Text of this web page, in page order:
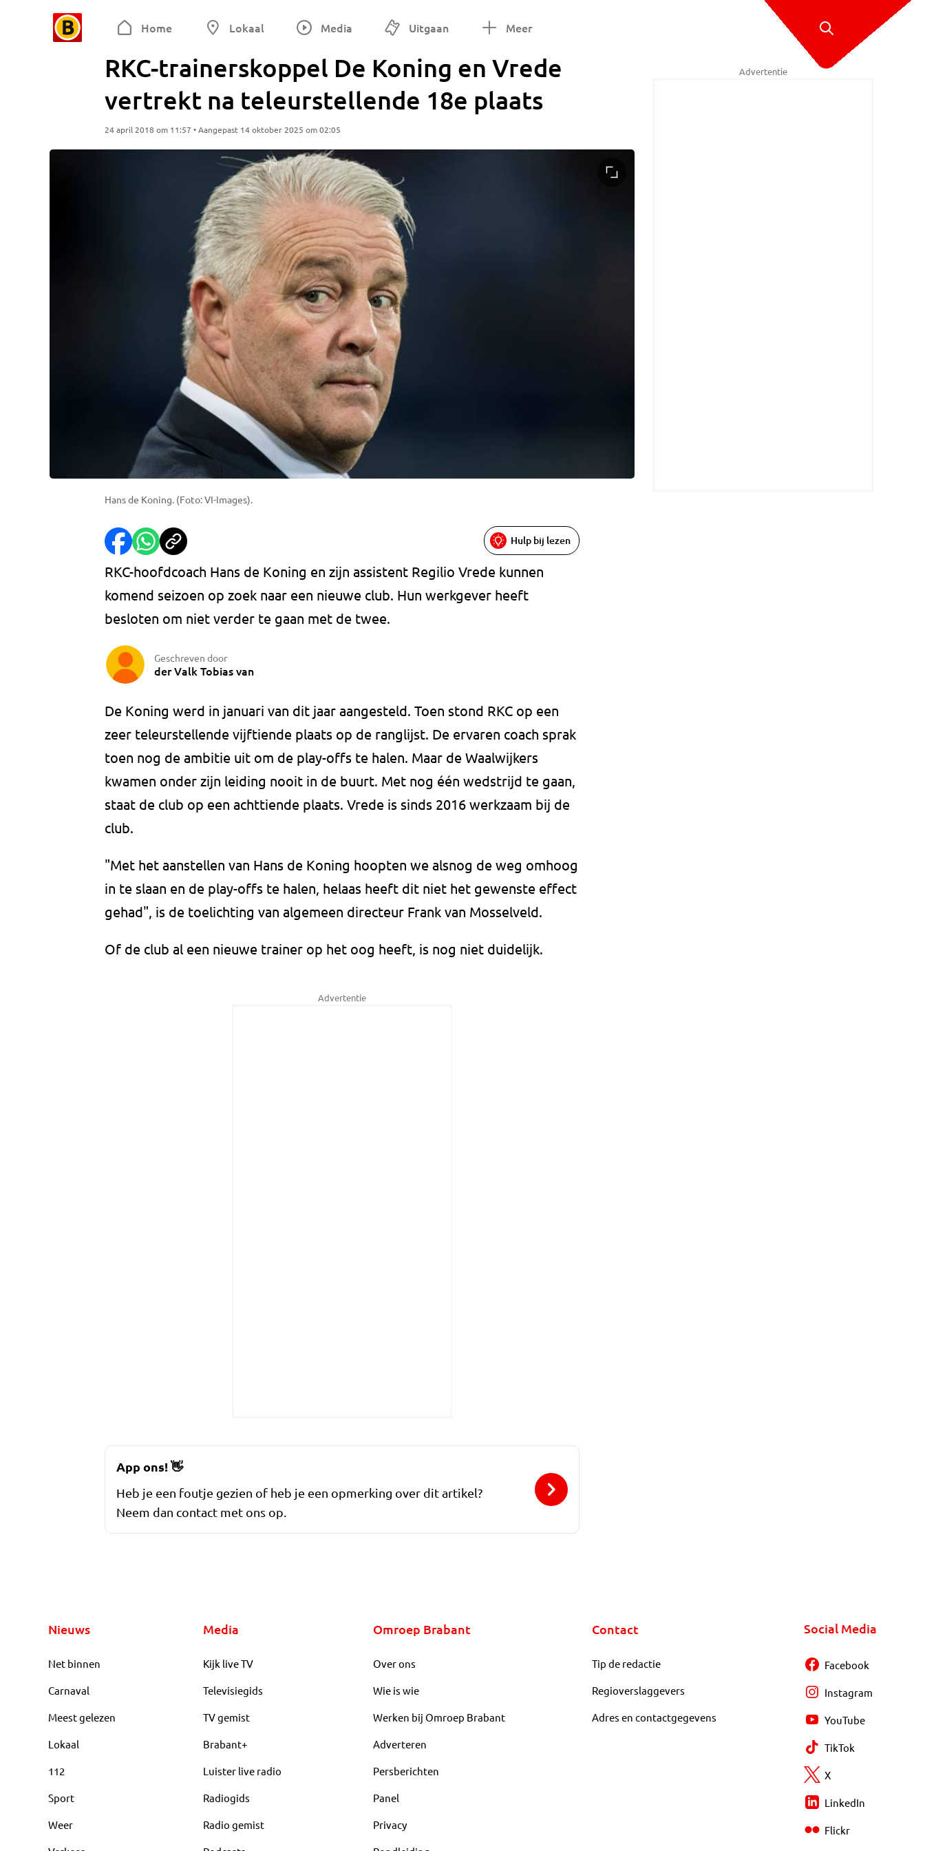
Home Lokaal Media Uitgaan Meer
RKC-trainerskoppel De Koning en Vrede
vertrekt na teleurstellende 18e plaats
24 april 2018 om 11:57 • Aangepast 14 oktober 2025 om 02:05
Hans de Koning. (Foto: VI-Images).
Hulp bij lezen
RKC-hoofdcoach Hans de Koning en zijn assistent Regilio Vrede kunnen
komend seizoen op zoek naar een nieuwe club. Hun werkgever heeft
besloten om niet verder te gaan met de twee.
Geschreven door
der Valk Tobias van
De Koning werd in januari van dit jaar aangesteld. Toen stond RKC op een
zeer teleurstellende vijftiende plaats op de ranglijst. De ervaren coach sprak
toen nog de ambitie uit om de play-offs te halen. Maar de Waalwijkers
kwamen onder zijn leiding nooit in de buurt. Met nog één wedstrijd te gaan,
staat de club op een achttiende plaats. Vrede is sinds 2016 werkzaam bij de
club.
"Met het aanstellen van Hans de Koning hoopten we alsnog de weg omhoog
in te slaan en de play-offs te halen, helaas heeft dit niet het gewenste effect
gehad", is de toelichting van algemeen directeur Frank van Mosselveld.
Of de club al een nieuwe trainer op het oog heeft, is nog niet duidelijk.
Advertentie
Advertentie
App ons!👋
Heb je een foutje gezien of heb je een opmerking over dit artikel?
Neem dan contact met ons op.
Nieuws
Net binnen
Carnaval
Meest gelezen
Lokaal
112
Sport
Weer
Media
Kijk live TV
Televisiegids
TV gemist
Brabant+
Luister live radio
Radiogids
Radio gemist
Omroep Brabant
Over ons
Wie is wie
Werken bij Omroep Brabant
Adverteren
Persberichten
Panel
Privacy
Contact
Tip de redactie
Regioverslaggevers
Adres en contactgegevens
Social Media
Facebook
Instagram
YouTube
TikTok
X
LinkedIn
Flickr